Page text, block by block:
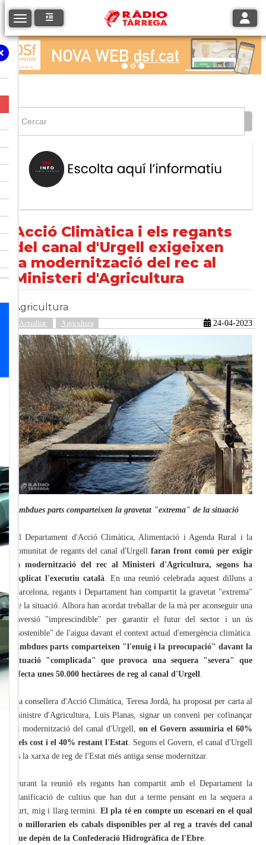
Toggle navigation
Acció Climàtica i els regants
del canal d'Urgell exigeixen
la modernització del rec al
Ministeri d'Agricultura
Agricultura
Actualitat Agricultura 24-04-2023
Ambdues parts comparteixen la gravetat "extrema" de la situació
El Departament d'Acció Climàtica, Alimentació i Agenda Rural i la
comunitat de regants del canal d'Urgell faran front comú per exigir
la modernització del rec al Ministeri d'Agricultura, segons ha
explicat l'executiu català. En una reunió celebrada aquest dilluns a
Barcelona, regants i Departament han compartit la gravetat "extrema"
de la situació. Alhora han acordat treballar de la mà per aconseguir una
inversió "imprescindible" per garantir el futur del sector i un ús
"sostenible" de l'aigua davant el context actual d'emergència climàtica.
Ambdues parts comparteixen "l'enuig i la preocupació" davant la
situació "complicada" que provoca una sequera "severa" que
afecta unes 50.000 hectàrees de reg al canal d'Urgell
La consellera d'Acció Climàtica, Teresa Jordà, ha proposat per carta al
ministre d'Agricultura, Luis Planas, signar un conveni per cofinançar
la modernització del canal d'Urgell, on el Govern assumiria el 60%
dels cost i el 40% restant l'Estat . Segons el Govern, el canal d'Urgell
és la xarxa de reg de l'Estat més antiga sense modernitzar.
Durant la reunió els regants han compartit amb el Departament la
planificació de cultius que han dut a terme pensant en la sequera a
curt, mig i llarg termini. El pla té en compte un escenari en el qual
no millorarien els cabals disponibles per al reg a través del canal
que depèn de la Confederació Hidrogràfica de l'Ebre